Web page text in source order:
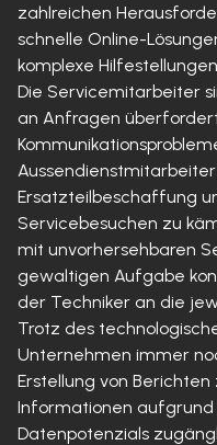
zahlreichen
schnelle Online-
komplexe
Die Servicemitarbeiter
an Anfragen
Ersatzteilbeschaffung
Servicebesuchen zu
mit unvorhersehbaren
gewaltigen Aufgabe
der Techniker an die
Trotz des
Unternehmen immer
Erstellung von
Informationen
Datenpotenzials